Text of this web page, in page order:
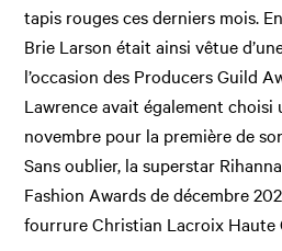
tapis rouges ces derniers mois.
Brie Larson était ainsi vêtue
l’occasion des Producers Guild
Lawrence avait également choisi
novembre pour la première de
Sans oublier, la superstar
Fashion Awards de décembre
fourrure Christian Lacroix Haute